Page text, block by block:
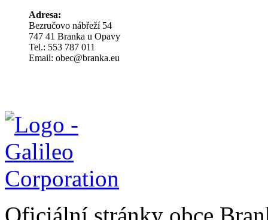
Adresa:
Bezručovo nábřeží 54
747 41 Branka u Opavy
Tel.: 553 787 011
Email: obec@branka.eu
Oficiální stránky obce